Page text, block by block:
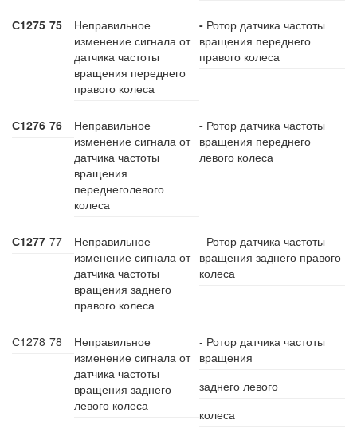
С1275 75
Неправильное
изменение сигнала от
датчика частоты
вращения переднего
правого колеса
- Ротор датчика частоты
вращения переднего
правого колеса
С1276 76
Неправильное
изменение сигнала от
датчика частоты
вращения
переднеголевого
колеса
- Ротор датчика частоты
вращения переднего
левого колеса
С1277 77
Неправильное
изменение сигнала от
датчика частоты
вращения заднего
правого колеса
- Ротор датчика частоты
вращения заднего правого
колеса
С1278 78
Неправильное
изменение сигнала от
датчика частоты
вращения заднего
левого колеса
- Ротор датчика частоты
вращения
заднего левого
колеса